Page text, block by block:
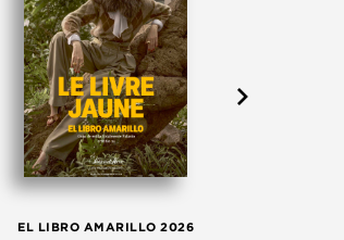
EL LIBRO AMARILLO 2026